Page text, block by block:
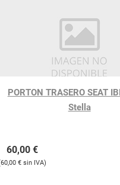
PORTON TRASERO SEAT
Stella
60,00 €
60,00 €